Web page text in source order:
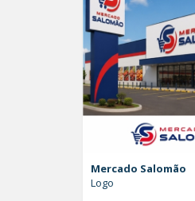
Mercado Salomão
Logo